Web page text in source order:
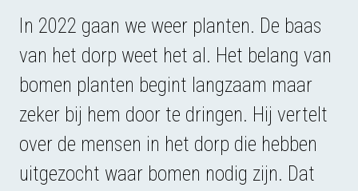
In 2022 gaan we weer planten. De baas
van het dorp weet het al. Het belang van
bomen planten begint langzaam maar
zeker bij hem door te dringen. Hij vertelt
over de mensen in het dorp die hebben
uitgezocht waar bomen nodig zijn. Dat